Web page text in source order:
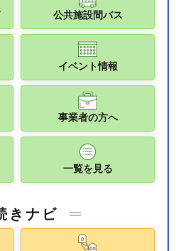
公共施設間バス
イベント情報
事業者の方へ
一覧を見る
きナビ